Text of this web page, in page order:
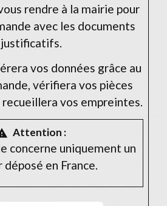
rendre à la mairie pour
avec les documents
justificatifs.
vos données grâce au
vérifiera vos pièces
vos empreintes.
Attention :
concerne uniquement un
déposé en France.